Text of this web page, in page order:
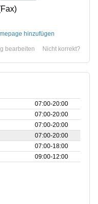
hinzufügen
Nicht korrekt?
bearbeiten
07:00‑20:00
07:00‑20:00
07:00‑20:00
07:00‑20:00
07:00‑18:00
09:00‑12:00